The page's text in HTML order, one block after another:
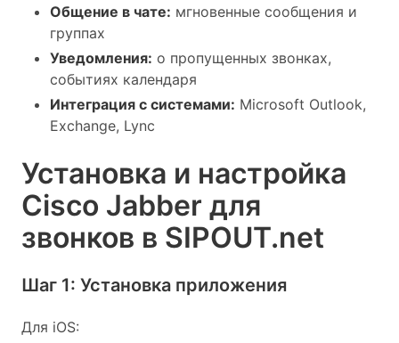
Общение в чате: мгновенные сообщения и
группах
Уведомления: о пропущенных звонках,
событиях календаря
Интеграция с системами: Microsoft Outlook,
Exchange, Lync
Установка и настройка
Cisco Jabber для
звонков в SIPOUT.net
Шаг 1: Установка приложения
Для iOS: